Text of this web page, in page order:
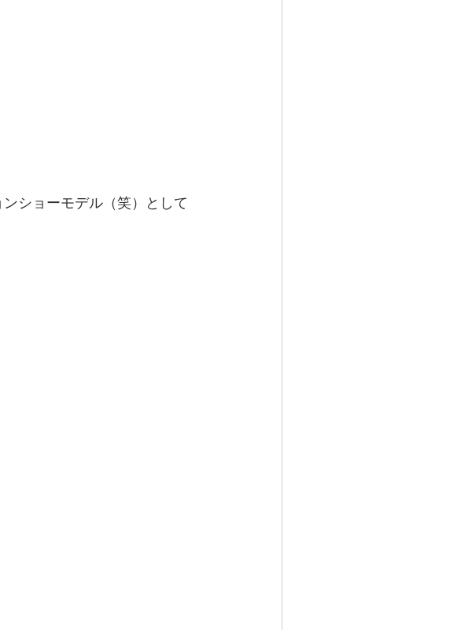
ショーモデル（笑）として